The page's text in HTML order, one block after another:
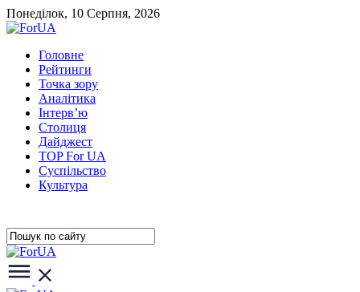
Понеділок, 10 Серпня, 2026
Головне
Рейтинги
Точка зору
Аналітика
Інтерв’ю
Столиця
Дайджест
TOP For UA
Суспiльство
Культура